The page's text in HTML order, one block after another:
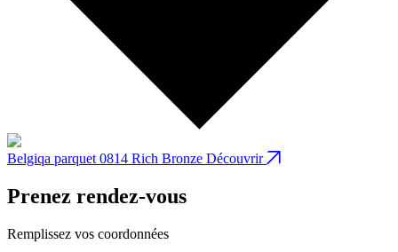
Belgiqa parquet 0814 Rich Bronze Découvrir
Prenez rendez-vous
Remplissez vos coordonnées